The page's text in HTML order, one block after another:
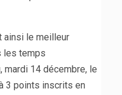
ainsi le meilleur
les temps
mardi 14 décembre, le
3 points inscrits en